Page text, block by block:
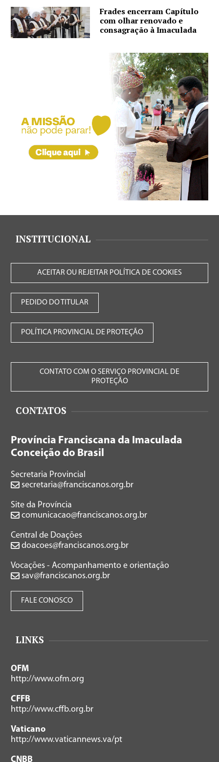
Frades encerram Capítulo
com olhar renovado e
consagração à Imaculada
INSTITUCIONAL
ACEITAR OU REJEITAR POLÍTICA DE COOKIES
PEDIDO DO TITULAR
POLÍTICA PROVINCIAL DE PROTEÇÃO
CONTATO COM O SERVIÇO PROVINCIAL DE
PROTEÇÃO
CONTATOS
Província Franciscana da Imaculada
Conceição do Brasil
Secretaria Provincial
secretaria@franciscanos.org.br
Site da Província
comunicacao@franciscanos.org.br
Central de Doações
doacoes@franciscanos.org.br
Vocações - Acompanhamento e orientação
sav@franciscanos.org.br
FALE CONOSCO
LINKS
OFM
http://www.ofm.org
CFFB
http://www.cffb.org.br
Vaticano
http://www.vaticannews.va/pt
CNBB